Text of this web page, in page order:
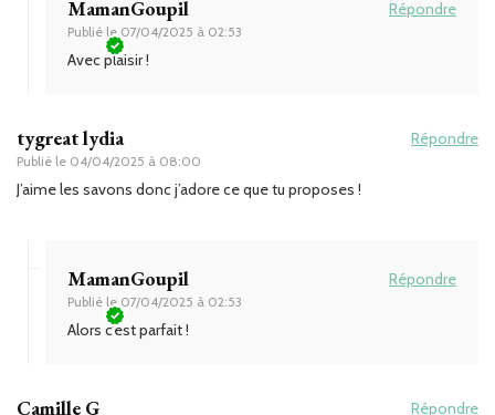
MamanGoupil
Publié le 07/04/2025 à 02:53
Répondre
Avec plaisir !
tygreat lydia
Publié le 04/04/2025 à 08:00
Répondre
J’aime les savons donc j’adore ce que tu proposes !
MamanGoupil
Publié le 07/04/2025 à 02:53
Répondre
Alors c’est parfait !
Camille G Répondre